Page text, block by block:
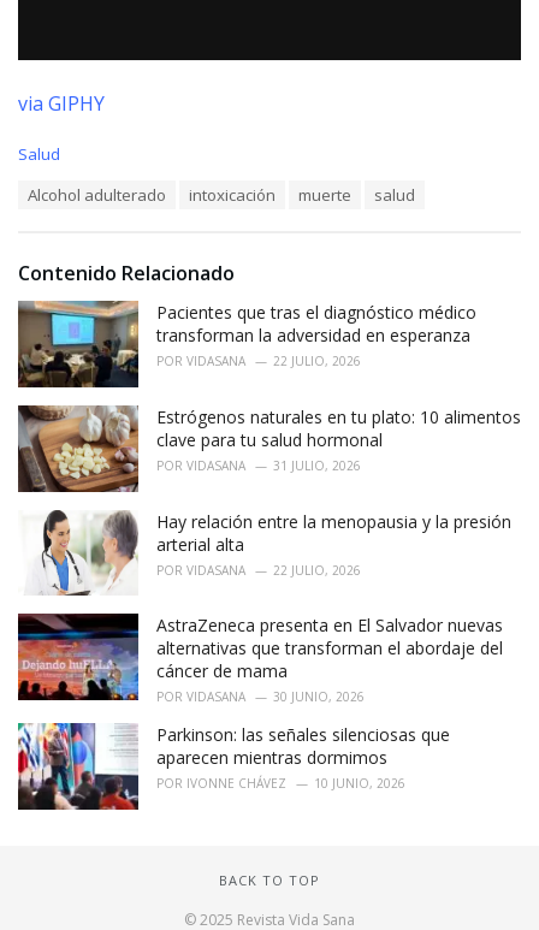
via GIPHY
C
o
r
i
s
:
Salud
:
Alcohol adulterado intoxicación muerte salud
Contenido Relacionado
Pacientes que tras el diagnóstico médico
transforman la adversidad en esperanza
POR VIDASANA 22 JULIO, 2026
Estrógenos naturales en tu plato: 10 alimentos
clave para tu salud hormonal
POR VIDASANA 31 JULIO, 2026
Hay relación entre la menopausia y la presión
arterial alta
POR VIDASANA 22 JULIO, 2026
AstraZeneca presenta en El Salvador nuevas
alternativas que transforman el abordaje del
cáncer de mama
POR VIDASANA 30 JUNIO, 2026
Parkinson: las señales silenciosas que
aparecen mientras dormimos
POR IVONNE CHÁVEZ 10 JUNIO, 2026
BACK TO TOP
© 2025 Revista Vida Sana